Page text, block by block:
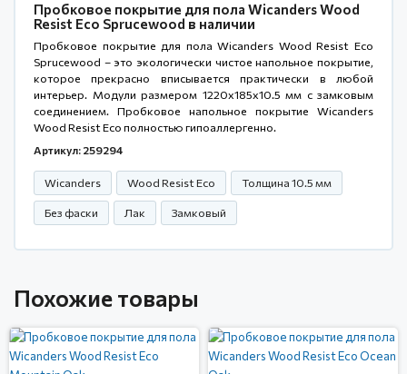
Пробковое покрытие для пола Wicanders Wood
Resist Eco Sprucewood в наличии
Пробковое покрытие для пола Wicanders Wood Resist Eco
Sprucewood – это экологически чистое напольное покрытие,
которое прекрасно вписывается практически в любой
интерьер. Модули размером 1220x185x10.5 мм с замковым
соединением. Пробковое напольное покрытие Wicanders
Wood Resist Eco полностью гипоаллергенно.
Артикул: 259294
Wicanders Wood Resist Eco Толщина 10.5 мм
Без фаски Лак Замковый
Похожие товары